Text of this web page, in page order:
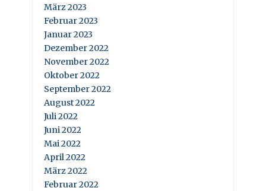
März 2023
Februar 2023
Januar 2023
Dezember 2022
November 2022
Oktober 2022
September 2022
August 2022
Juli 2022
Juni 2022
Mai 2022
April 2022
März 2022
Februar 2022